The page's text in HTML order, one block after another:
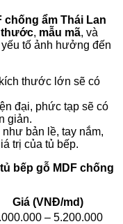
chống ẩm Thái Lan
thước, mẫu mã, và
tố ảnh hưởng đến
thước lớn sẽ có
đại, phức tạp sẽ có
giản.
bản lề, tay nắm,
trị của tủ bếp.
tủ bếp gỗ MDF chống
Giá (VNĐ/md)
– 5.200.000